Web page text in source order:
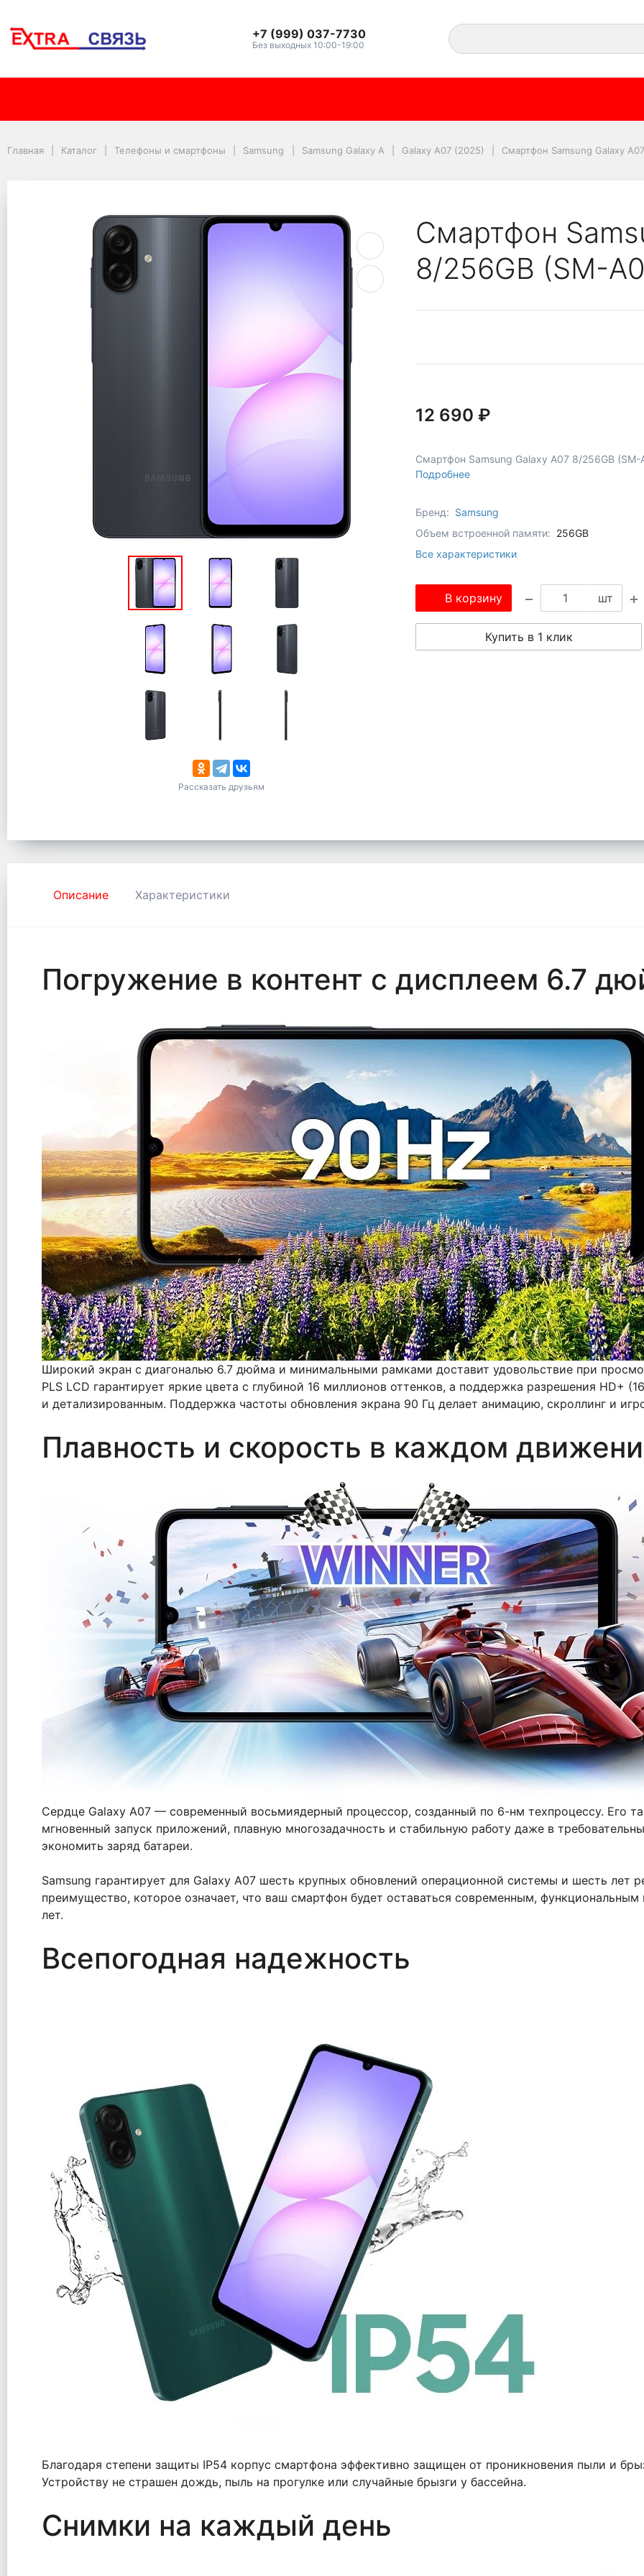
+7 (999) 037-7730
Без выходных 10:00-19:00
Смартфон Samsung Galaxy A07 8/256GB
Главная Каталог Телефоны и смартфоны Samsung Samsung Galaxy A Galaxy A07 (2025) Смартфон Samsung Galaxy
Рассказать друзьям
Смартфон
8/256GB (SM-
12 690 ₽
Смартфон Samsung Galaxy A07 8/256GB
Подробнее
Бренд: Samsung
Объем встроенной памяти: 256GB
Все характеристики
В корзину шт
Купить в 1 клик
Описание Характеристики
Погружение в контент с дисплеем 6.7
Широкий экран с диагональю 6.7 дюйма и минимальными рамками доставит удовольствие при
PLS LCD гарантирует яркие цвета с глубиной 16 миллионов оттенков, а поддержка разрешения HD+
и детализированным. Поддержка частоты обновления экрана 90 Гц делает анимацию, скроллинг и
Плавность и скорость в каждом
Сердце Galaxy A07 — современный восьмиядерный процессор, созданный по 6-нм техпроцессу. Его
мгновенный запуск приложений, плавную многозадачность и стабильную работу даже в
экономить заряд батареи.
Samsung гарантирует для Galaxy A07 шесть крупных обновлений операционной системы и шесть лет
преимущество, которое означает, что ваш смартфон будет оставаться современным,
лет.
Всепогодная надежность
Благодаря степени защиты IP54 корпус смартфона эффективно защищен от проникновения пыли и
Устройству не страшен дождь, пыль на прогулке или случайные брызги у бассейна.
Снимки на каждый день